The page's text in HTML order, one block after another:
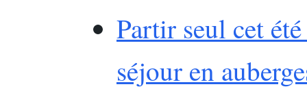
Partir seul cet
séjour en